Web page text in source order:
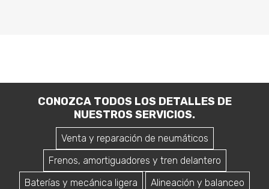
CONOZCA TODOS LOS DETALLES DE
NUESTROS SERVICIOS.
Venta y reparación de neumáticos
Frenos, amortiguadores y tren delantero
Baterías y mecánica ligera
Alineación y balanceo